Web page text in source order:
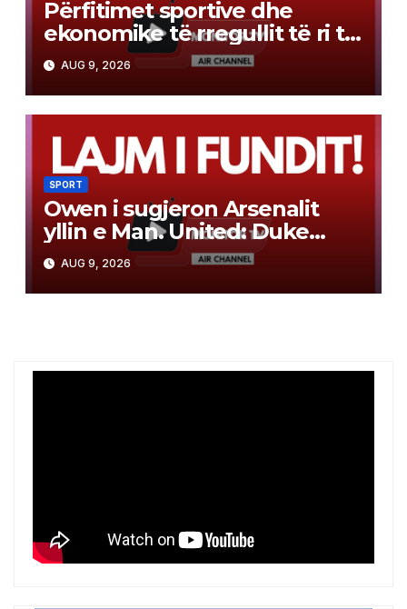
Përfitimet sportive dhe
ekonomike të rregullit të ri të
miratuar nga FSHF për
sezonin e ardhshëm
AUG 9, 2026
SPORT
Owen i sugjeron Arsenalit
yllin e Man. United: Duke
lojtari i përsosur për ata
AUG 9, 2026